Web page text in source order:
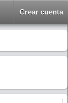
Crear cuenta